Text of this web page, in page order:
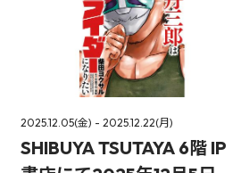
2025.12.05(金) - 2025.12.22(月)
SHIBUYA TSUTAYA 6階 IP